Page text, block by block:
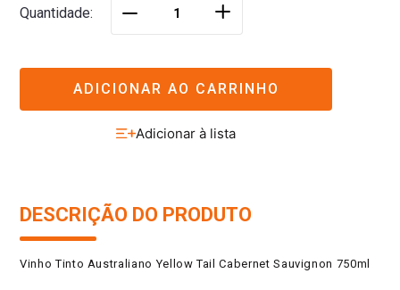
Quantidade ＋
ADICIONAR AO CARRINHO
DESCRIÇÃO DO PRODUTO
Vinho Tinto Australiano Yellow Tail Cabernet Sauvignon 750ml